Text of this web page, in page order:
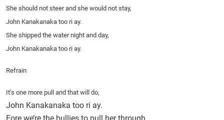
She should not steer and she would not stay,
John Kanakanaka too ri ay.
She shipped the water night and day,
John Kanakanaka too ri ay.
Refrain
It’s one more pull and that will do,
John Kanakanaka too ri ay.